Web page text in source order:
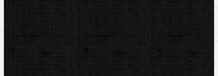
BERNZOMATIC
NIPO